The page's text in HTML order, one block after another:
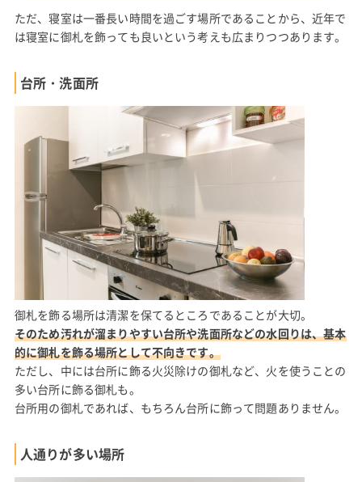
ただ、寝室は一番長い時間を過ごす場所であることから、近年で
は寝室に御札を飾っても良いという考えも広まりつつあります。
台所・洗面所
御札を飾る場所は清潔を保てるところであることが大切。
そのため汚れが溜まりやすい台所や洗面所などの水回りは、基本
的に御札を飾る場所として不向きです。
ただし、中には台所に飾る火災除けの御札など、火を使うことの
多い台所に飾る御札も。
台所用の御札であれば、もちろん台所に飾って問題ありません。
人通りが多い場所